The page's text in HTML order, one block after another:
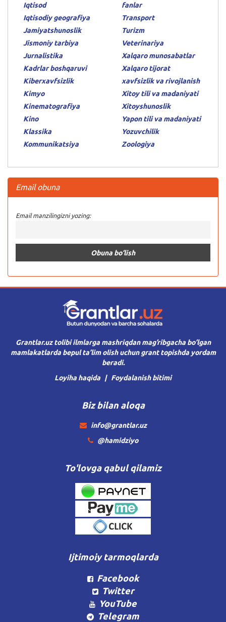
Iqtisod
Iqtisodiy geografiya
Jamiyatshunoslik
Jismoniy tarbiya
Jurnalistika
Kadrlar boshqaruvi
Kiberxavfsizlik
Kimyo
Kinematografiya
Kino
Klassika
Kommunikatsiya
fanlar
Transport
Turizm
Veterinariya
Xalqaro munosabatlar
Xalqaro tijorat
xavfsizlik va rivojlanish
Xitoy tili va madaniyati
Xitoyshunoslik
Yapon tili va madaniyati
Yozuvchilik
Zoologiya
Email obuna
Email manzilingizni yozing:
Grantlar.uz tolibi ilmlarga mashriqdan mag’ribgacha bo’lgan
mamlakatlarda bepul ta’lim olish uchun grant topishda yordam
beradi.
Loyiha haqida
Foydalanish bitimi
Biz bilan aloqa
info@grantlar.uz
@hamidziyo
To'lovga qabul qilamiz
Ijtimoiy tarmoqlarda
Facebook
Twitter
YouTube
Telegram